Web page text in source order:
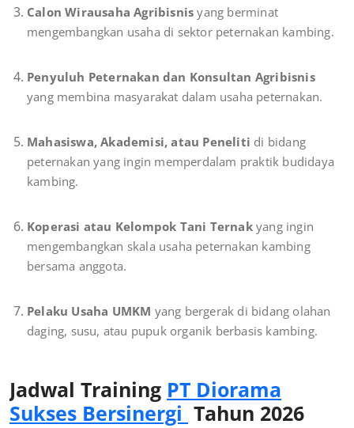
Calon Wirausaha Agribisnis yang berminat
mengembangkan usaha di sektor peternakan kambing.
Penyuluh Peternakan dan Konsultan Agribisnis
yang membina masyarakat dalam usaha peternakan.
Mahasiswa, Akademisi, atau Peneliti di bidang
peternakan yang ingin memperdalam praktik budidaya
kambing.
Koperasi atau Kelompok Tani Ternakyang ingin
mengembangkan skala usaha peternakan kambing
bersama anggota.
Pelaku Usaha UMKM yang bergerak di bidang olahan
daging, susu, atau pupuk organik berbasis kambing.
Jadwal Training PT Diorama
Sukses Bersinergi Tahun 2026